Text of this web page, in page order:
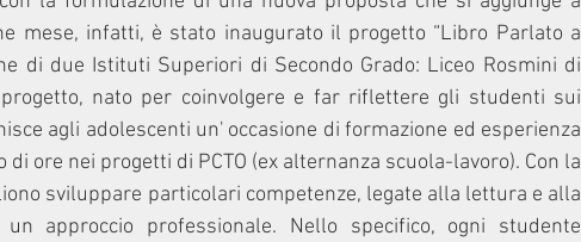
mese, infatti, è stato inaugurato il progetto “Libro Parlato a
di due Istituti Superiori di Secondo Grado: Liceo Rosmini di
nato per coinvolgere e far riflettere gli studenti sui
agli adolescenti un' occasione di formazione ed esperienza
ore nei progetti di PCTO (ex alternanza scuola-lavoro). Con la
sviluppare particolari competenze, legate alla lettura e alla
approccio professionale. Nello specifico, ogni studente